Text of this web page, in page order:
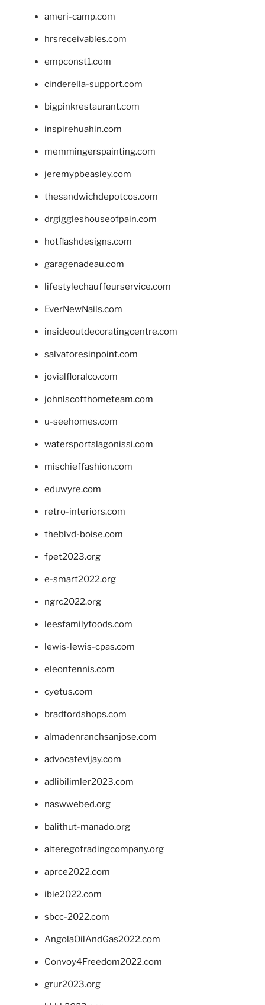
ameri-camp.com
hrsreceivables.com
empconst1.com
cinderella-support.com
bigpinkrestaurant.com
inspirehuahin.com
memmingerspainting.com
jeremypbeasley.com
thesandwichdepotcos.com
drgiggleshouseofpain.com
hotflashdesigns.com
garagenadeau.com
lifestylechauffeurservice.com
EverNewNails.com
insideoutdecoratingcentre.com
salvatoresinpoint.com
jovialfloralco.com
johnlscotthometeam.com
u-seehomes.com
watersportslagonissi.com
mischieffashion.com
eduwyre.com
retro-interiors.com
theblvd-boise.com
fpet2023.org
e-smart2022.org
ngrc2022.org
leesfamilyfoods.com
lewis-lewis-cpas.com
eleontennis.com
cyetus.com
bradfordshops.com
almadenranchsanjose.com
advocatevijay.com
adlibilimler2023.com
naswwebed.org
balithut-manado.org
alteregotradingcompany.org
aprce2022.com
ibie2022.com
sbcc-2022.com
AngolaOilAndGas2022.com
Convoy4Freedom2022.com
grur2023.org